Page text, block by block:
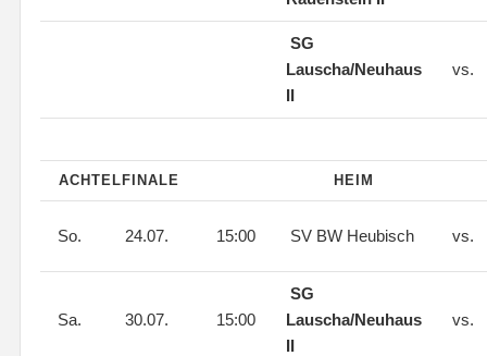
SG
Lauscha/Neuhaus
II
vs.
ACHTELFINALE HEIM
So. 24.07. 15:00 SV BW Heubisch vs.
Sa. 30.07. 15:00
SG
Lauscha/Neuhaus
II
vs.